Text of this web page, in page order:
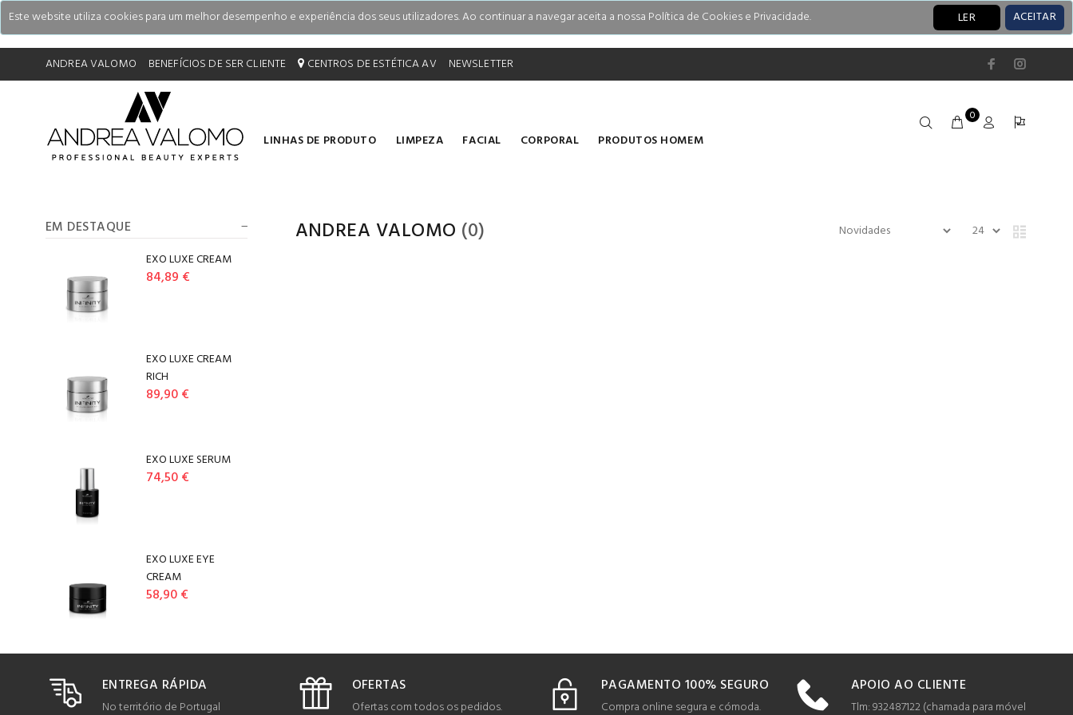
Este website utiliza cookies para um melhor desempenho e experiência dos seus utilizadores. Ao continuar a navegar aceita a nossa Política de Cookies e Privacidade. LER ACEITAR
ANDREA VALOMO BENEFÍCIOS DE SER CLIENTE CENTROS DE ESTÉTICA AV NEWSLETTER
LINHAS DE PRODUTO LIMPEZA FACIAL CORPORAL PRODUTOS HOMEM
0
EM DESTAQUE
EXO LUXE CREAM
84,89 €
EXO LUXE CREAM
RICH
89,90 €
EXO LUXE SERUM
74,50 €
EXO LUXE EYE
CREAM
58,90 €
ANDREA VALOMO (0)
ENTREGA RÁPIDA
No território de Portugal
OFERTAS
Ofertas com todos os pedidos.
PAGAMENTO 100% SEGURO
Compra online segura e cómoda.
APOIO AO CLIENTE
Tlm: 932487122 (chamada para móvel